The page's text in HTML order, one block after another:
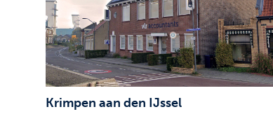
Krimpen aan den IJssel